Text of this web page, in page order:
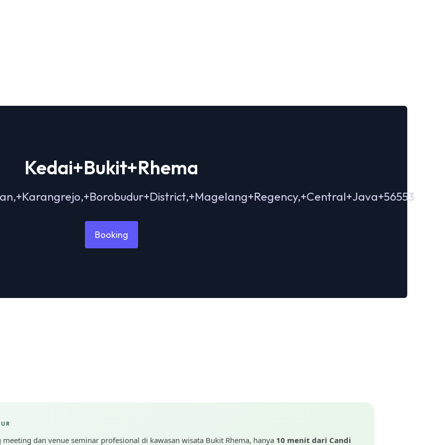
Kedai+Bukit+Rhema
Booking
dan venue seminar profesional di kawasan wisata Bukit Rhema, hanya 10 menit dari Candi